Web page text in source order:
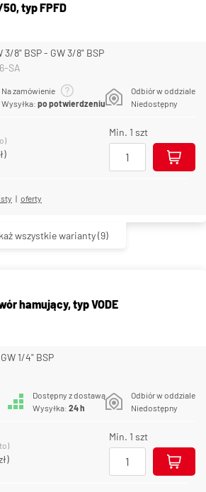
typ FPFD
8" BSP - GW 3/8" BSP
SA
Na zamówienie
Wysyłka: po potwierdzeniu
Odbiór w oddziale
Niedostępny
)
Min. 1 szt
| oferty
wszystkie warianty(9)
hamujący, typ VODE
1/4" BSP
Dostępny z dostawą
Wysyłka: 24 h
Odbiór w oddziale
Niedostępny
)
Min. 1 szt